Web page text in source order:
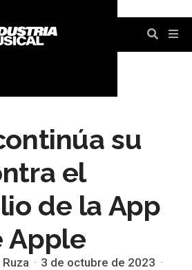
su
el
de la App
Apple
3 de octubre de 2023